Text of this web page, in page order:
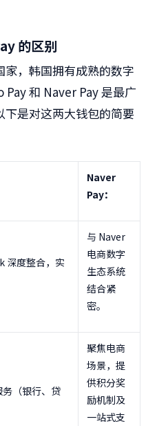
的区别
家，韩国拥有成熟的数字
Pay和 Naver Pay是最广
下是对这两大钱包的简要
Naver
Pay：
深度整合，实
与 Naver
电商数字
生态系统
结合紧
密。
（银行、贷
聚焦电商
场景，提
供积分奖
励机制及
一站式支